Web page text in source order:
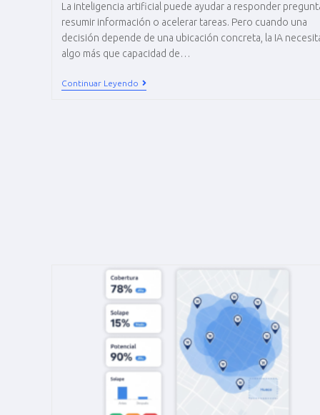
La inteligencia artificial puede ayudar a responder
resumir información o acelerar tareas. Pero cuando una
decisión depende de una ubicación concreta, la IA
algo más que capacidad de…
Continuar Leyendo